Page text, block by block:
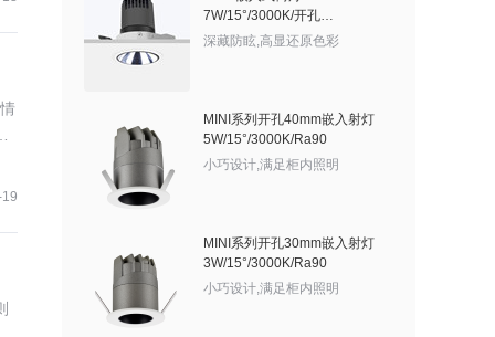
7W/15°/3000K/开孔
60mm/525lm/有边框/亮银敞口
深藏防眩,高显还原色彩
MINI系列开孔40mm嵌入射灯
5W/15°/3000K/Ra90
小巧设计,满足柜内照明
MINI系列开孔30mm嵌入射灯
3W/15°/3000K/Ra90
小巧设计,满足柜内照明